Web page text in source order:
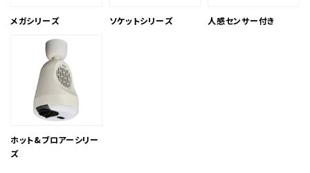
メガシリーズ ソケットシリーズ 人感センサー付き
ホット&ブロアーシリー
ズ